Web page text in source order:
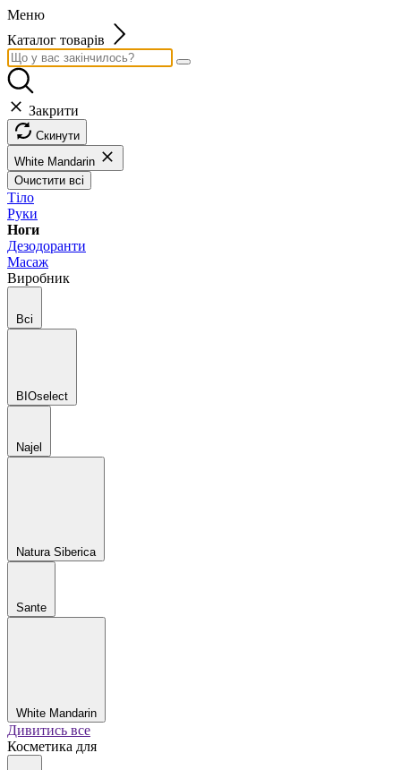
Меню
Каталог товарів
Закрити
Скинути
White Mandarin
Очистити всі
Тіло
Руки
Ноги
Дезодоранти
Масаж
Виробник
Всі
BIOselect
Najel
Natura Siberica
Sante
White Mandarin
Дивитись все
Косметика для